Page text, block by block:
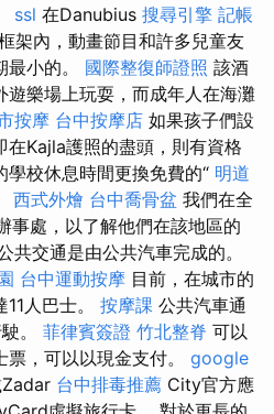
ssl 在Danubius 搜尋引擎 記帳
架內，動畫節目和許多兒童友
小的。 國際整復師證照 該酒
遊樂場上玩耍，而成年人在海灘
按摩 台中按摩店 如果孩子們設
Kajla護照的盡頭，則有資格
校休息時間更換免費的“ 明道
西式外燴 台中喬骨盆 我們在全
事處，以了解他們在該地區的
共交通是由公共汽車完成的。
台中運動按摩 目前，在城市的
人巴士。 按摩課 公共汽車通
。 菲律賓簽證 竹北整脊 可以
，可以以現金支付。 google
台中排毒推薦 City官方應